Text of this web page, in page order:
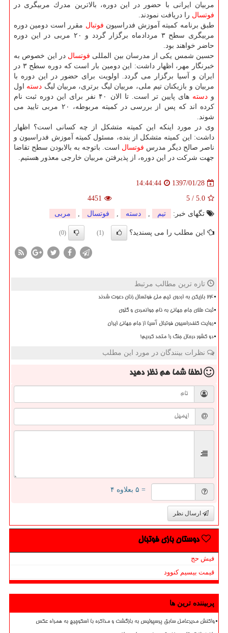
مربیان ایرانی با حضور در این دوره، بالاترین مدرك مربیگری در
فوتسال را دریافت نمودند.
طبق برنامه كمیته آموزش فدراسیون فوتبال مقرر است دومین دوره
مربیگری سطح ۳ مردادماه برگزار گردد و ۲۰ مربی در این دوره
حاضر خواهند بود.
حسین شمس یكی از مدرسان بین المللی فوتسال در این خصوص به
خبرنگار مهر، اظهار داشت: این دومین بار است كه دوره سطح ۳ در
ایران و آسیا برگزار می گردد. اولویت برای حضور در این دوره با
مربیان و بازیكنان تیم ملی، مربیان لیگ برتری، مربیان لیگ دسته اول
ودسته
های پایین تر است. تا الان ۴۰ نفر برای این دوره ثبت نام
كرده اند كه پس از بررسی در كمیته مربوطه، ۲۰ مربی تایید می
شوند.
وی در مورد اینكه این كمیته متشكل از چه كسانی است؟ اظهار
داشت: این كمیته متشكل از بنده، مسئول كمیته آموزش فدراسیون و
ناصر صالح دیگر مدرس فوتسال است. باتوجه به بالابودن سطح تقاضا
جهت شركت در این دوره، از پذیرفتن مربیان خارجی معذور هستیم.
1397/01/28
14:44:44
5.0
/
5
4451
تگهای خبر:
تیم , دسته , فوتسال , مربی
این مطلب را می پسندید؟ (1)
(0)
تازه ترین مطالب مرتبط
۲۴ بازیکن به اردوی تیم ملی فوتسال زنان دعوت شدند
ثبت طلای جام جهانی به نام جوانمردی و گلوی
روایت کنفدراسیون فوتبال آسیا از جام جهانی ایران
دو کشور درحال جنگ را متحد کردیم!
نظرات بینندگان در مورد این مطلب
لطفا شما همنظر دهید
= ۵ بعلاوه ۴
ارسال نظر
دوستان بازی فوتبال
فیش حج
قیمت بیسیم کنوود
پربیننده ترین ها
واکنش مدیرعامل سابق پرسپولیس به بازگشت و مذاکره با اسکوچیچ به همراه عکس